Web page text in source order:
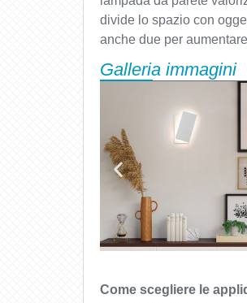
divide lo spazio con
anche due per
Galleria immagini
Come scegliere le